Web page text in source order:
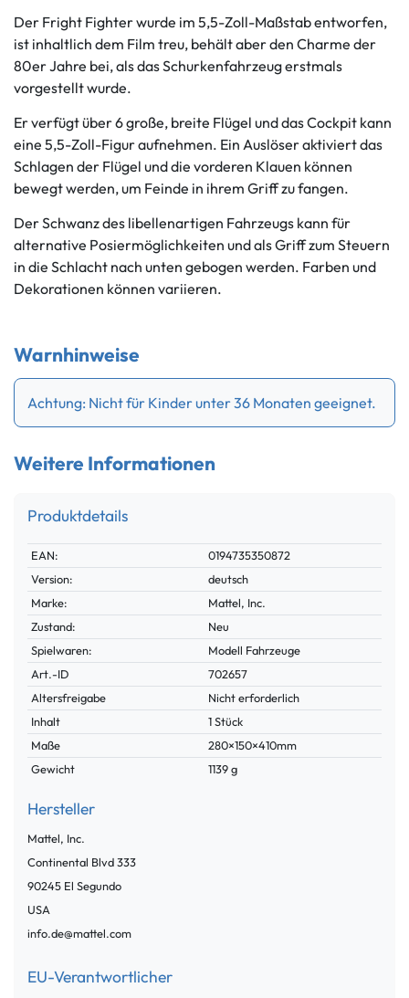
Der Fright Fighter wurde im 5,5-Zoll-Maßstab entworfen,
ist inhaltlich dem Film treu, behält aber den Charme der
80er Jahre bei, als das Schurkenfahrzeug erstmals
vorgestellt wurde.
Er verfügt über 6 große, breite Flügel und das Cockpit kann
eine 5,5-Zoll-Figur aufnehmen. Ein Auslöser aktiviert das
Schlagen der Flügel und die vorderen Klauen können
bewegt werden, um Feinde in ihrem Griff zu fangen.
Der Schwanz des libellenartigen Fahrzeugs kann für
alternative Posiermöglichkeiten und als Griff zum Steuern
in die Schlacht nach unten gebogen werden. Farben und
Dekorationen können variieren.
Warnhinweise
Achtung: Nicht für Kinder unter 36 Monaten geeignet.
Weitere Informationen
Produktdetails
Technisches
Merkmal
Wert
EAN:
0194735350872
Version:
deutsch
Marke:
Mattel, Inc.
Zustand:
Neu
Spielwaren:
Modell Fahrzeuge
Technisches
Merkmal
Wert
Art.-ID
702657
Altersfreigabe
Nicht erforderlich
Inhalt
1 Stück
Maße
280×150×410mm
Gewicht
1139 g
Hersteller
Mattel, Inc.
Continental Blvd333
90245 El Segundo
USA
info.de@mattel.com
EU-Verantwortlicher